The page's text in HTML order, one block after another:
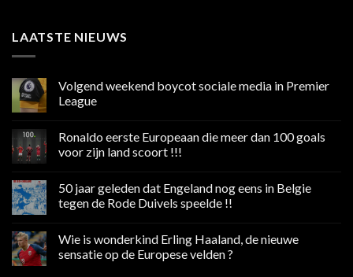
LAATSTE NIEUWS
Volgend weekend boycot sociale media in Premier
League
op
weekend
media
in
Premier
Ronaldo eerste Europeaan die meer dan 100 goals
voor zijn land scoort !!!
op
Ronaldo
eerste
meer
100
50 jaar geleden dat Engeland nog eens in Belgie
tegen de Rode Duivels speelde !!
op
jaar
Wie is wonderkind Erling Haaland, de nieuwe
sensatie op de Europese velden ?